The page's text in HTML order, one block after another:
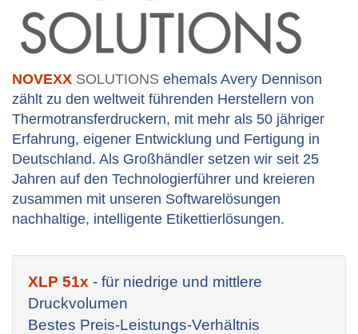
NOVEXX SOLUTIONS ehemals Avery Dennison
zählt zu den weltweit führenden Herstellern von
Thermotransferdruckern, mit mehr als 50 jähriger
Erfahrung, eigener Entwicklung und Fertigung in
Deutschland. Als Großhändler setzen wir seit 25
Jahren auf den Technologierführer und kreieren
zusammen mit unseren Softwarelösungen
nachhaltige, intelligente Etikettierlösungen.
XLP 51x - für niedrige und mittlere
Druckvolumen
Bestes Preis-Leistungs-Verhältnis